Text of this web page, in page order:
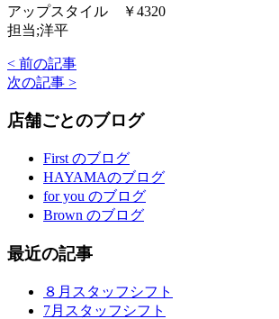
アップスタイル ￥4320
担当;洋平
< 前の記事
次の記事 >
店舗ごとのブログ
First のブログ
HAYAMAのブログ
for you のブログ
Brown のブログ
最近の記事
８月スタッフシフト
7月スタッフシフト